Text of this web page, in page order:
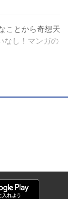
ことから奇想天
し！マンガの